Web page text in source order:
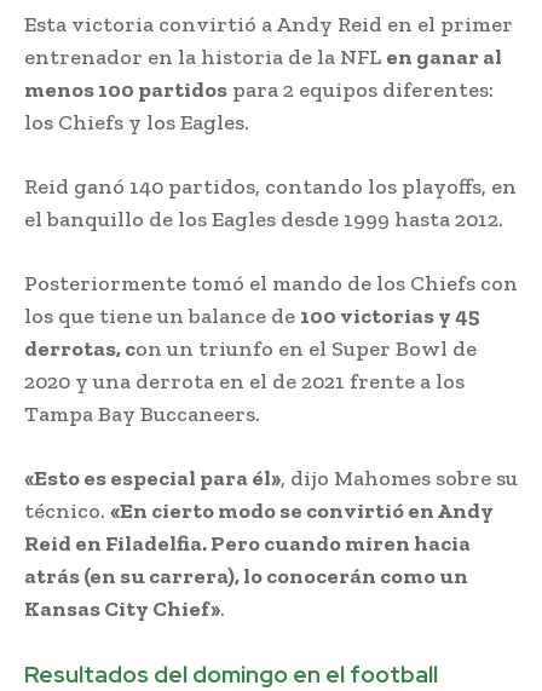
Esta victoria convirtió a Andy Reid en el primer
entrenador en la historia de la NFL en ganar al
menos 100 partidos para 2 equipos diferentes:
los Chiefs y los Eagles.
Reid ganó 140 partidos, contando los playoffs, en
el banquillo de los Eagles desde 1999 hasta 2012.
Posteriormente tomó el mando de los Chiefs con
los que tiene un balance de 100 victorias y 45
derrotas, con un triunfo en el Super Bowl de
2020 y una derrota en el de 2021 frente a los
Tampa Bay Buccaneers.
«Esto es especial para él», dijo Mahomes sobre su
técnico. «En cierto modo se convirtió en Andy
Reid en Filadelfia. Pero cuando miren hacia
atrás (en su carrera), lo conocerán como un
Kansas City Chief».
Resultados del domingo en el football